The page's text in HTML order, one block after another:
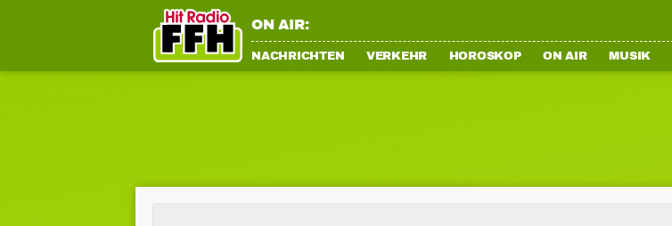
ON AIR:
NACHRICHTEN VERKEHR HOROSKOP ON AIR MUSIK